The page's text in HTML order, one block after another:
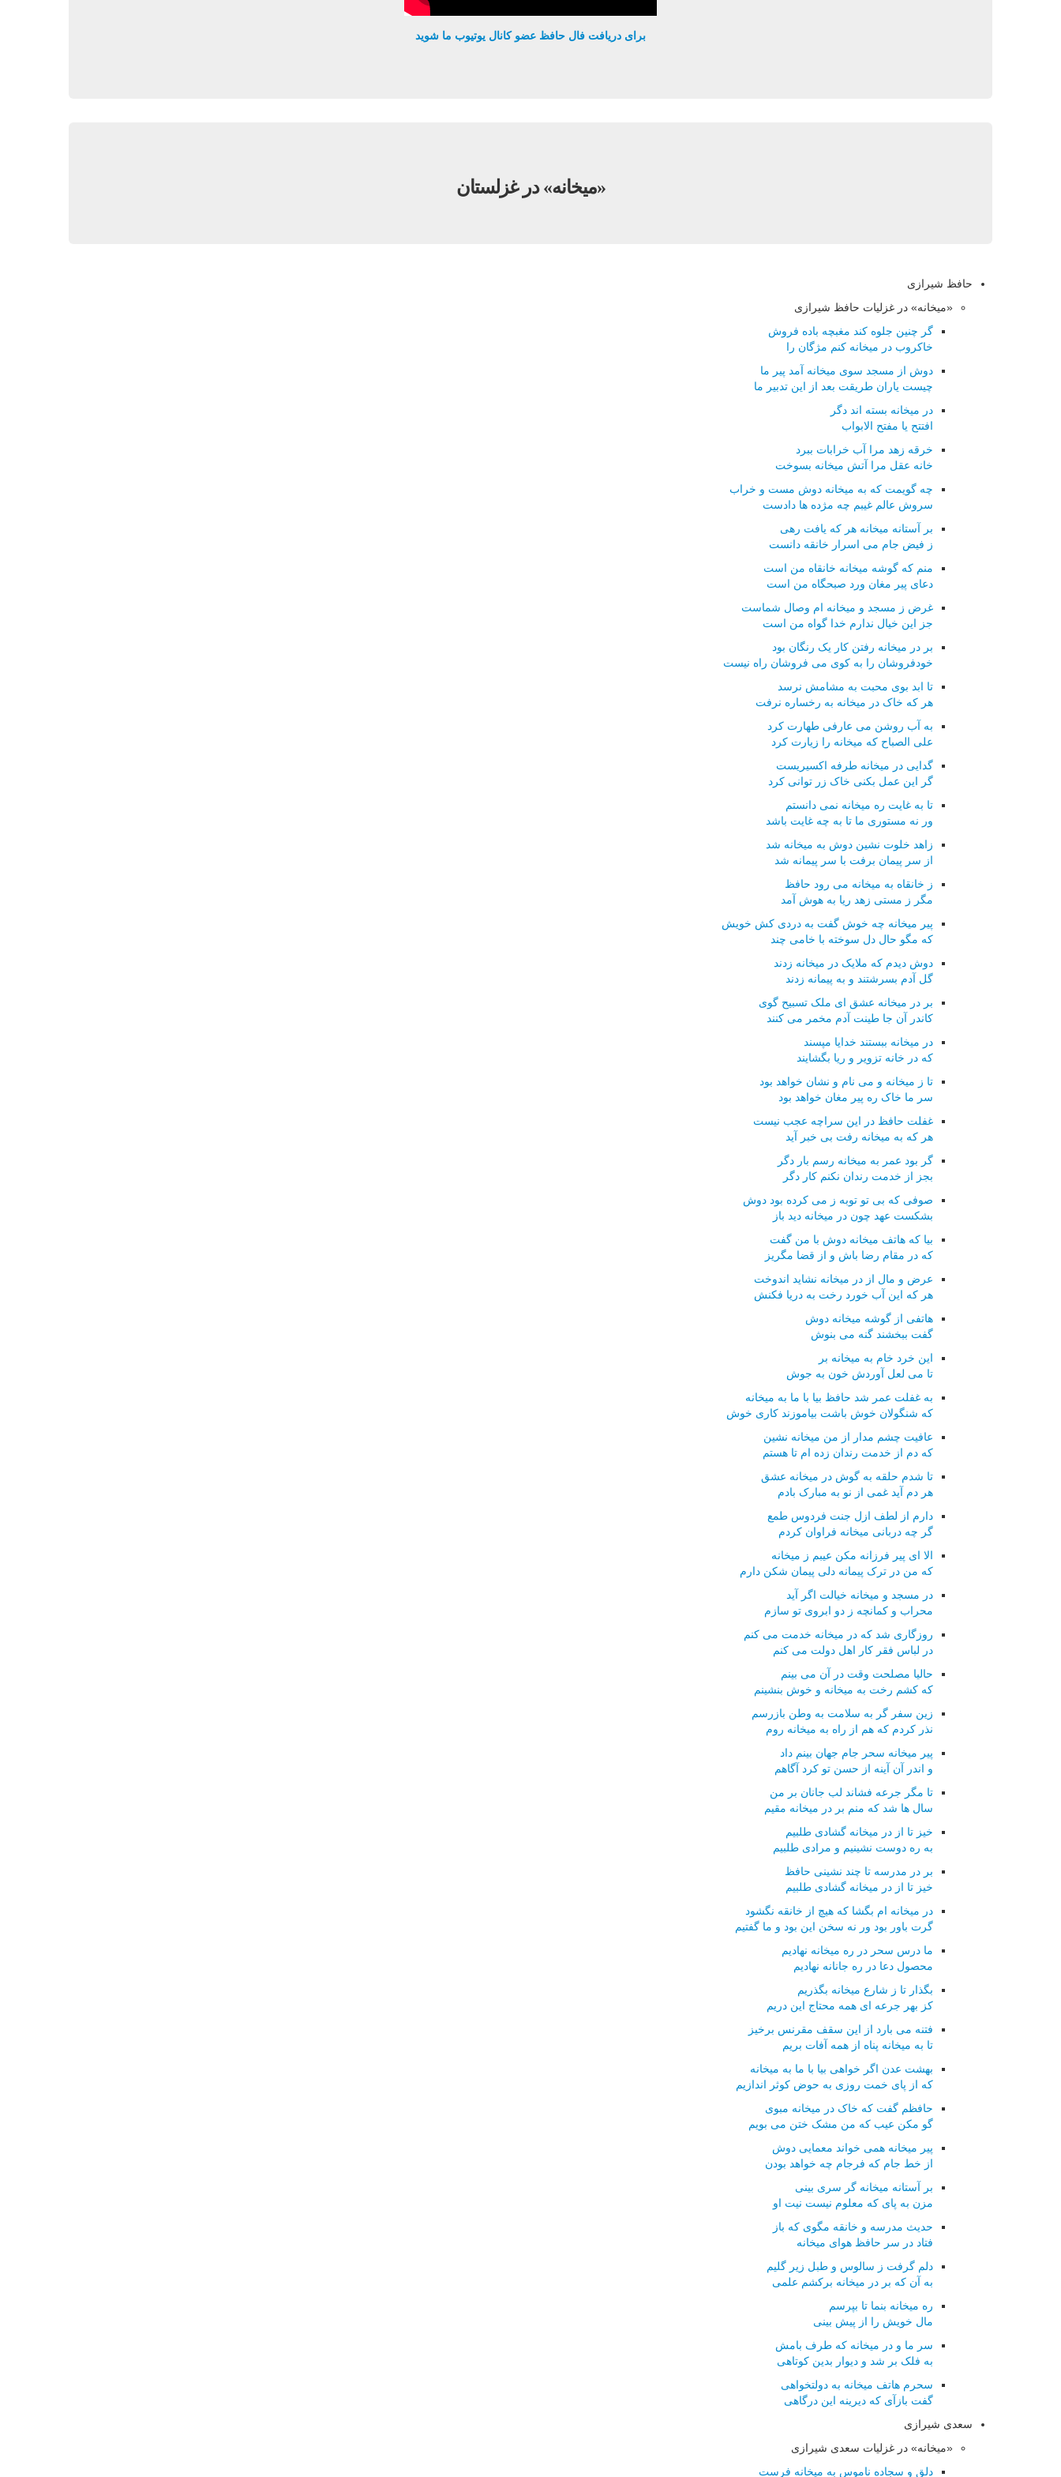
برای دریافت فال حافظ عضو کانال یوتیوب ما شوید
«میخانه» در غزلستان
حافظ شیرازی
«میخانه» در غزلیات حافظ شیرازی
گر چنین جلوه کند مغبچه باده فروش
خاکروب در میخانه کنم مژگان را
دوش از مسجد سوی میخانه آمد پیر ما
چیست یاران طریقت بعد از این تدبیر ما
در میخانه بسته اند دگر
افتتح یا مفتح الابواب
خرقه زهد مرا آب خرابات ببرد
خانه عقل مرا آتش میخانه بسوخت
چه گویمت که به میخانه دوش مست و خراب
سروش عالم غیبم چه مژده ها دادست
بر آستانه میخانه هر که یافت رهی
ز فیض جام می اسرار خانقه دانست
منم که گوشه میخانه خانقاه من است
دعای پیر مغان ورد صبحگاه من است
غرض ز مسجد و میخانه ام وصال شماست
جز این خیال ندارم خدا گواه من است
بر در میخانه رفتن کار یک رنگان بود
خودفروشان را به کوی می فروشان راه نیست
تا ابد بوی محبت به مشامش نرسد
هر که خاک در میخانه به رخساره نرفت
به آب روشن می عارفی طهارت کرد
علی الصباح که میخانه را زیارت کرد
گدایی در میخانه طرفه اکسیریست
گر این عمل بکنی خاک زر توانی کرد
تا به غایت ره میخانه نمی دانستم
ور نه مستوری ما تا به چه غایت باشد
زاهد خلوت نشین دوش به میخانه شد
از سر پیمان برفت با سر پیمانه شد
ز خانقاه به میخانه می رود حافظ
مگر ز مستی زهد ریا به هوش آمد
پیر میخانه چه خوش گفت به دردی کش خویش
که مگو حال دل سوخته با خامی چند
دوش دیدم که ملایک در میخانه زدند
گل آدم بسرشتند و به پیمانه زدند
بر در میخانه عشق ای ملک تسبیح گوی
کاندر آن جا طینت آدم مخمر می کنند
در میخانه ببستند خدایا مپسند
که در خانه تزویر و ریا بگشایند
تا ز میخانه و می نام و نشان خواهد بود
سر ما خاک ره پیر مغان خواهد بود
غفلت حافظ در این سراچه عجب نیست
هر که به میخانه رفت بی خبر آید
گر بود عمر به میخانه رسم بار دگر
بجز از خدمت رندان نکنم کار دگر
صوفی که بی تو توبه ز می کرده بود دوش
بشکست عهد چون در میخانه دید باز
بیا که هاتف میخانه دوش با من گفت
که در مقام رضا باش و از قضا مگریز
عرض و مال از در میخانه نشاید اندوخت
هر که این آب خورد رخت به دریا فکنش
هاتفی از گوشه میخانه دوش
گفت ببخشند گنه می بنوش
این خرد خام به میخانه بر
تا می لعل آوردش خون به جوش
به غفلت عمر شد حافظ بیا با ما به میخانه
که شنگولان خوش باشت بیاموزند کاری خوش
عافیت چشم مدار از من میخانه نشین
که دم از خدمت رندان زده ام تا هستم
تا شدم حلقه به گوش در میخانه عشق
هر دم آید غمی از نو به مبارک بادم
دارم از لطف ازل جنت فردوس طمع
گر چه دربانی میخانه فراوان کردم
الا ای پیر فرزانه مکن عیبم ز میخانه
که من در ترک پیمانه دلی پیمان شکن دارم
در مسجد و میخانه خیالت اگر آید
محراب و کمانچه ز دو ابروی تو سازم
روزگاری شد که در میخانه خدمت می کنم
در لباس فقر کار اهل دولت می کنم
حالیا مصلحت وقت در آن می بینم
که کشم رخت به میخانه و خوش بنشینم
زین سفر گر به سلامت به وطن بازرسم
نذر کردم که هم از راه به میخانه روم
پیر میخانه سحر جام جهان بینم داد
و اندر آن آینه از حسن تو کرد آگاهم
تا مگر جرعه فشاند لب جانان بر من
سال ها شد که منم بر در میخانه مقیم
خیز تا از در میخانه گشادی طلبیم
به ره دوست نشینیم و مرادی طلبیم
بر در مدرسه تا چند نشینی حافظ
خیز تا از در میخانه گشادی طلبیم
در میخانه ام بگشا که هیچ از خانقه نگشود
گرت باور بود ور نه سخن این بود و ما گفتیم
ما درس سحر در ره میخانه نهادیم
محصول دعا در ره جانانه نهادیم
بگذار تا ز شارع میخانه بگذریم
کز بهر جرعه ای همه محتاج این دریم
فتنه می بارد از این سقف مقرنس برخیز
تا به میخانه پناه از همه آفات بریم
بهشت عدن اگر خواهی بیا با ما به میخانه
که از پای خمت روزی به حوض کوثر اندازیم
حافظم گفت که خاک در میخانه مبوی
گو مکن عیب که من مشک ختن می بویم
پیر میخانه همی خواند معمایی دوش
از خط جام که فرجام چه خواهد بودن
بر آستانه میخانه گر سری بینی
مزن به پای که معلوم نیست نیت او
حدیث مدرسه و خانقه مگوی که باز
فتاد در سر حافظ هوای میخانه
دلم گرفت ز سالوس و طبل زیر گلیم
به آن که بر در میخانه برکشم علمی
ره میخانه بنما تا بپرسم
مال خویش را از پیش بینی
سر ما و در میخانه که طرف بامش
به فلک بر شد و دیوار بدین کوتاهی
سحرم هاتف میخانه به دولتخواهی
گفت بازآی که دیرینه این درگاهی
سعدی شیرازی
«میخانه» در غزلیات سعدی شیرازی
دلق و سجاده ناموس به میخانه فرست